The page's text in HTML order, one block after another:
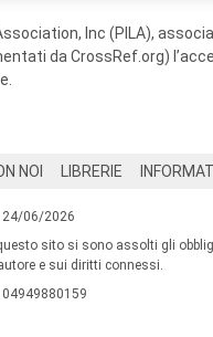
Inc (PILA),
da CrossRef.org)
NOI LIBRERIE
24/06/2026
sito si sono assolti gli
e sui diritti connessi.
04949880159